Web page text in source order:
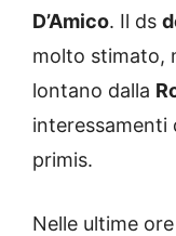
D’Amico. Il ds
molto stimato,
lontano dalla
interessamenti
primis.
Nelle ultime